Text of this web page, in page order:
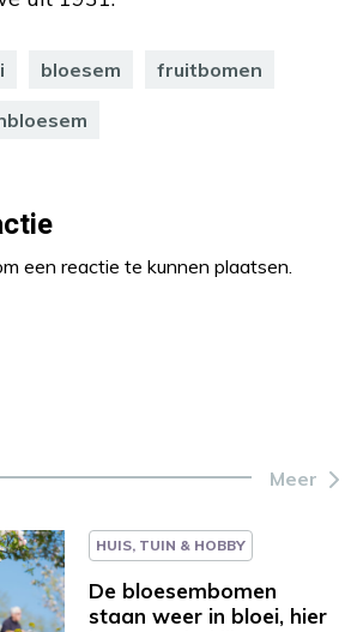
bloesem fruitbomen
een reactie te kunnen plaatsen.
Meer
HUIS, TUIN & HOBBY
De bloesembomen
staan weer in bloei, hier